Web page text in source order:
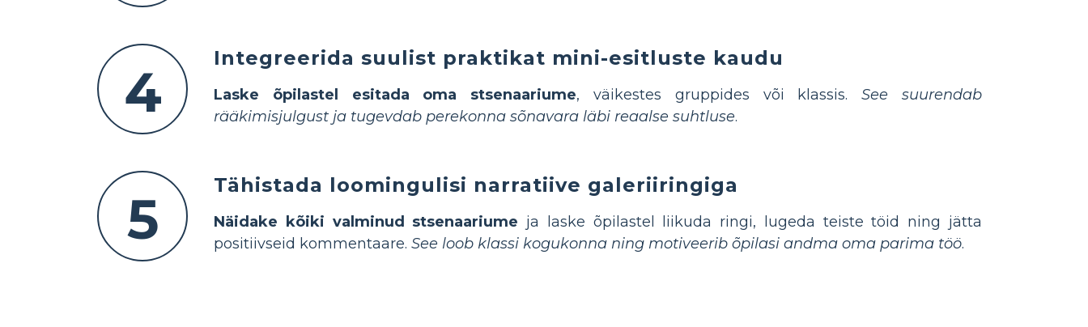
4
Integreerida suulist praktikat mini-esitluste kaudu
Laske õpilastel esitada oma stsenaariume, väikestes gruppides või klassis.See suurendab
rääkimisjulgust ja tugevdab perekonna sõnavara läbi reaalse suhtluse.
5
Tähistada loomingulisi narratiive galeriiringiga
Näidake kõiki valminud stsenaariume ja laske õpilastel liikuda ringi, lugeda teiste töid ning jätta
positiivseid kommentaare. See loob klassi kogukonna ning motiveerib õpilasi andma oma parima töö.